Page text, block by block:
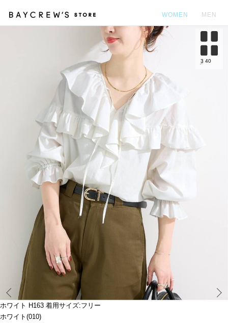
WOMEN MEN
ホワイト H163 着用サイズ:フリー
ホワイト(010)
Prev
3 40